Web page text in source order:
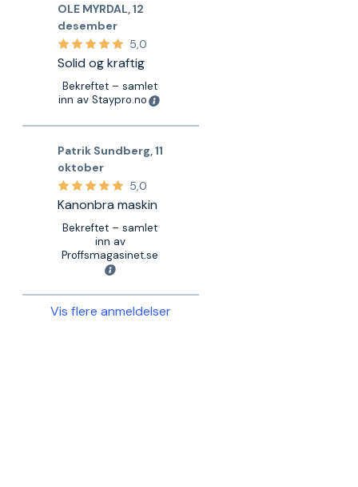
OLE MYRDAL ,12
desember
5,0
Solid og kraftig
Bekreftet – samlet
inn av Staypro.no
Patrik Sundberg ,11
oktober
5,0
Kanonbra maskin
Bekreftet – samlet
inn av
Proffsmagasinet.se
Vis flere anmeldelser